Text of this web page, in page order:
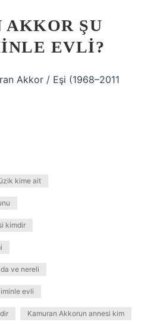
AKKOR ŞU
EVLI?
Akkor / Eşi (1968–2011
kime ait
kimdir
ve nereli
evli
Kamuran Akkorun annesi kim